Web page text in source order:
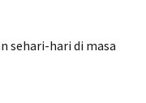
sehari-hari di masa